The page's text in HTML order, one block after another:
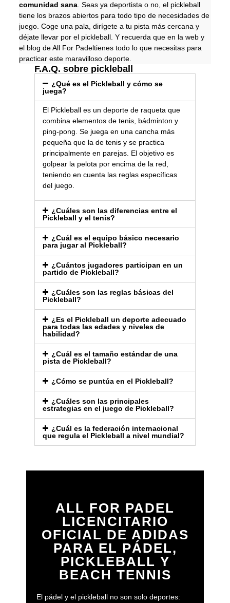
comunidad sana . Seas ya deportista o no, el pickleball
tiene los brazos abiertos para todo tipo de necesidades de
juego. Coge una pala, dirígete a tu pista más cercana y
déjate llevar por el pickleball. Y recuerda que en la web y
el blog de All For Padeltienes todo lo que necesitas para
practicar este maravilloso deporte.
F.A.Q. sobre pickleball
¿Qué es el Pickleball y cómo se
juega?
El Pickleball es un deporte de raqueta que
combina elementos de tenis, bádminton y
ping-pong. Se juega en una cancha más
pequeña que la de tenis y se practica
principalmente en parejas. El objetivo es
golpear la pelota por encima de la red,
teniendo en cuenta las reglas específicas
del juego.
¿Cuáles son las diferencias entre el
Pickleball y el tenis?
¿Cuál es el equipo básico necesario
para jugar al Pickleball?
¿Cuántos jugadores participan en un
partido de Pickleball?
¿Cuáles son las reglas básicas del
Pickleball?
¿Es el Pickleball un deporte adecuado
para todas las edades y niveles de
habilidad?
¿Cuál es el tamaño estándar de una
pista de Pickleball?
¿Cómo se puntúa en el Pickleball?
¿Cuáles son las principales
estrategias en el juego de Pickleball?
¿Cuál es la federación internacional
que regula el Pickleball a nivel mundial?
ALL FOR PADEL
LICENCITARIO
OFICIAL DE ADIDAS
PARA EL PÁDEL,
PICKLEBALL Y
BEACH TENNIS
El pádel y el pickleball no son solo deportes: